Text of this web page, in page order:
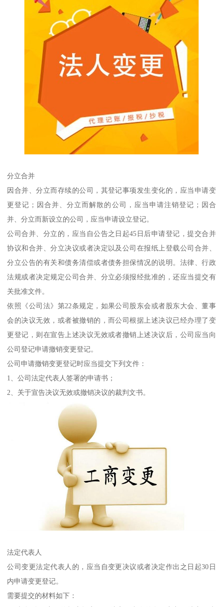
分立合并
因合并、分立而存续的公司，其登记事项发生变化的，应当申请变
更登记；因合并、分立而解散的公司，应当申请注销登记；因合
并、分立而新设立的公司，应当申请设立登记。
公司合并、分立的，应当自公告之日起45日后申请登记，提交合并
协议和合并、分立决议或者决定以及公司在报纸上登载公司合并、
分立公告的有关和债务清偿或者债务担保情况的说明。法律、行政
法规或者决定规定公司合并、分立必须报经批准的，还应当提交有
关批准文件。
依照《公司法》第22条规定，如果公司股东会或者股东大会、董事
会的决议无效，或者被撤销的，而公司根据上述决议已经办理了变
更登记，则在宣告上述决议无效或者撤销上述决议后，公司应当向
公司登记申请撤销变更登记。
公司申请撤销变更登记时应当提交下列文件：
1、公司法定代表人签署的申请书；
2、关于宣告决议无效或撤销决议的裁判文书。
法定代表人
公司变更法定代表人的，应当自变更决议或者决定作出之日起30日
内申请变更登记。
需要提交的材料如下：